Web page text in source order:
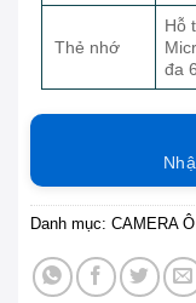
Thẻ nhớ
Hỗ
đa
Danh mục: CAMERA